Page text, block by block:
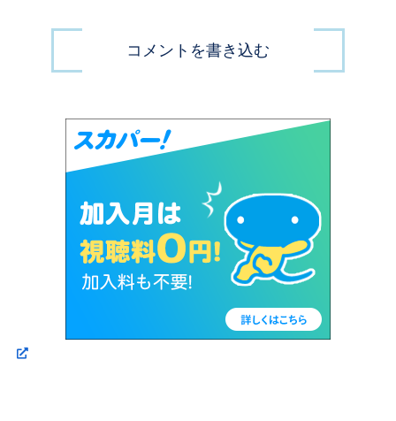
コメントを書き込む